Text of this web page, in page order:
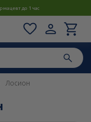
до 1 час
Лосион